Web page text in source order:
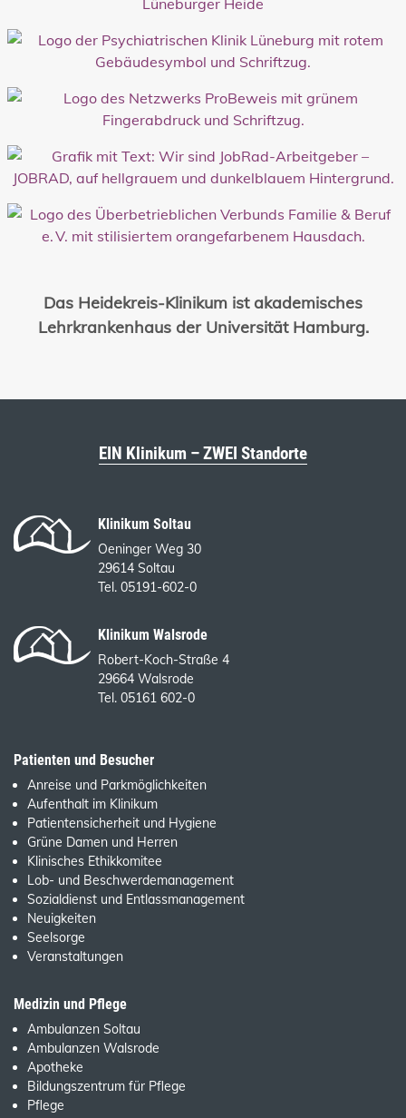
Das Heidekreis-Klinikum ist akademisches
Lehrkrankenhaus der Universität Hamburg.
EIN Klinikum – ZWEI Standorte
Klinikum Soltau
Oeninger Weg 30
29614 Soltau
Tel. 05191-602-0
Klinikum Walsrode
Robert-Koch-Straße 4
29664 Walsrode
Tel. 05161 602-0
Patienten und Besucher
Anreise und Parkmöglichkeiten
Aufenthalt im Klinikum
Patientensicherheit und Hygiene
Grüne Damen und Herren
Klinisches Ethikkomitee
Lob- und Beschwerdemanagement
Sozialdienst und Entlassmanagement
Neuigkeiten
Seelsorge
Veranstaltungen
Medizin und Pflege
Ambulanzen Soltau
Ambulanzen Walsrode
Apotheke
Bildungszentrum für Pflege
Pflege